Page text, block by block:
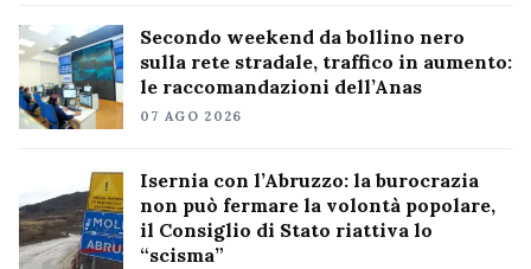
Secondo weekend da bollino nero
sulla rete stradale, traffico in aumento:
le raccomandazioni dell’Anas
07 AGO 2026
Isernia con l’Abruzzo: la burocrazia
non può fermare la volontà popolare,
il Consiglio di Stato riattiva lo
“scisma”